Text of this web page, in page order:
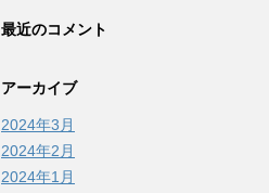
最近のコメント
アーカイブ
2024年3月
2024年2月
2024年1月